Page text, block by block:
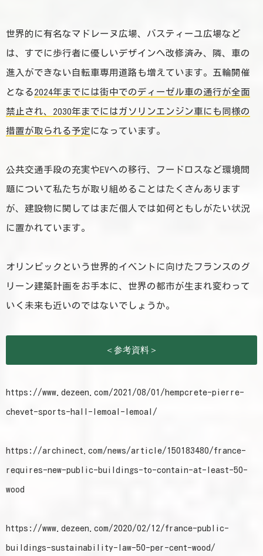
世界的に有名なマドレーヌ広場、バスティーユ広場など
は、すでに歩行者に優しいデザインへ改修済み、隣、車の
進入ができない自転車専用道路も増えています。五輪開催
となる2024年までには街中でのディーゼル車の通行が全面
禁止され、2030年までにはガソリンエンジン車にも同様の
措置が取られる予定になっています。
公共交通手段の充実やEVへの移行、フードロスなど環境問
題について私たちが取り組めることはたくさんあります
が、建設物に関してはまだ個人では如何ともしがたい状況
に置かれています。
オリンピックという世界的イベントに向けたフランスのグ
リーン建築計画をお手本に、世界の都市が生まれ変わって
いく未来も近いのではないでしょうか。
＜参考資料＞
https://www.dezeen.com/2021/08/01/hempcrete-pierre-
chevet-sports-hall-lemoal-lemoal/
https://archinect.com/news/article/150183480/france-
requires-new-public-buildings-to-contain-at-least-50-
wood
https://www.dezeen.com/2020/02/12/france-public-
buildings-sustainability-law-50-per-cent-wood/